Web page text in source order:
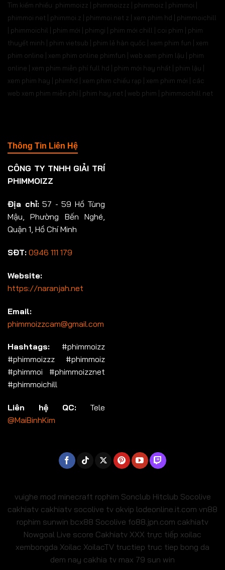
Tìm kiếm nhiều: phimmoizz | phimmoizzz | phimmoiz | phimmoi |
phimmoi net | phimmoi.z | phimmoi.net z | xem phim hd | phimmoichill
| phimmoichil | phim mới | phimgi | phim mới chill | coi phim | phim
thuyết minh | phim vietsub | phim lẻ hàn quốc | xem phim fun | xem
phim online | xem phim online phimfun | web xem phim lậu | phim
online | xem phim miễn phí full hd | phim mới hay nhất | phim lậu |
xem phim hay | phimhd | xem phim chiếu rạp | xem phim mới | các
web xem phim miễn phí | phim hay.net | web phim | phimmoichill net
Thông Tin Liên Hệ
CÔNG TY TNHH GIẢI TRÍ
PHIMMOIZZ
Địa chỉ:57 - 59 Hồ Tùng
Mậu, Phường Bến Nghé,
Quận 1, Hồ Chí Minh
SĐT: 0946 111 179
Website:
https://naranjah.net
Email:
phimmoizzcam@gmail.com
Hashtags: #phimmoizz
#phimmoizzz #phimmoiz
#phimmoi #phimmoizznet
#phimmoichill
Liên hệ QC: Tele
@MaiBinhKim
vuighe mod minecraft rophim Sonclub Hitclub Socolive
cakhiatv cakhiatv socolive tv okvip lodeonline.it.com vn88
rophim sunwin bcx88 Socolive fo88.jpn.com cakhiatv
Nowgoal Live score Cakhiatv XXX trực tiếp xoilac
xembongda Xoilac XoilacTV tructiep truc tiep bong da
dem nay cakhia tv max 79 sun win